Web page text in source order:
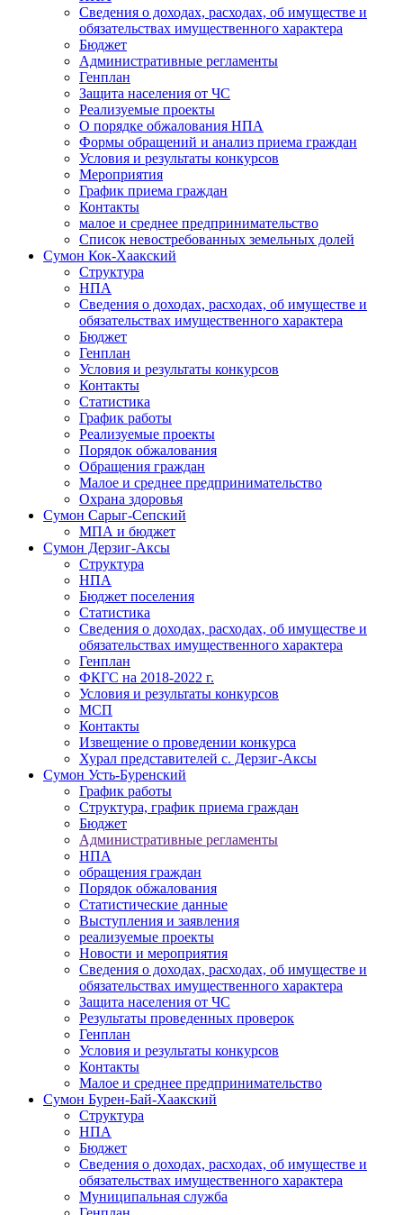
Сведения о доходах, расходах, об имуществе и
обязательствах имущественного характера
Бюджет
Административные регламенты
Генплан
Защита населения от ЧС
Реализуемые проекты
О порядке обжалования НПА
Формы обращений и анализ приема граждан
Условия и результаты конкурсов
Мероприятия
График приема граждан
Контакты
малое и среднее предпринимательство
Список невостребованных земельных долей
Сумон Кок-Хаакский
Структура
НПА
Сведения о доходах, расходах, об имуществе и
обязательствах имущественного характера
Бюджет
Генплан
Условия и результаты конкурсов
Контакты
Статистика
График работы
Реализуемые проекты
Порядок обжалования
Обращения граждан
Малое и среднее предпринимательство
Охрана здоровья
Сумон Сарыг-Сепский
МПА и бюджет
Сумон Дерзиг-Аксы
Структура
НПА
Бюджет поселения
Статистика
Сведения о доходах, расходах, об имуществе и
обязательствах имущественного характера
Генплан
ФКГС на 2018-2022 г.
Условия и результаты конкурсов
МСП
Контакты
Извещение о проведении конкурса
Хурал представителей с. Дерзиг-Аксы
Сумон Усть-Буренский
График работы
Структура, график приема граждан
Бюджет
Административные регламенты
НПА
обращения граждан
Порядок обжалования
Статистические данные
Выступления и заявления
реализуемые проекты
Новости и мероприятия
Сведения о доходах, расходах, об имуществе и
обязательствах имущественного характера
Защита населения от ЧС
Результаты проведенных проверок
Генплан
Условия и результаты конкурсов
Контакты
Малое и среднее предпринимательство
Сумон Бурен-Бай-Хаакский
Структура
НПА
Бюджет
Сведения о доходах, расходах, об имуществе и
обязательствах имущественного характера
Муниципальная служба